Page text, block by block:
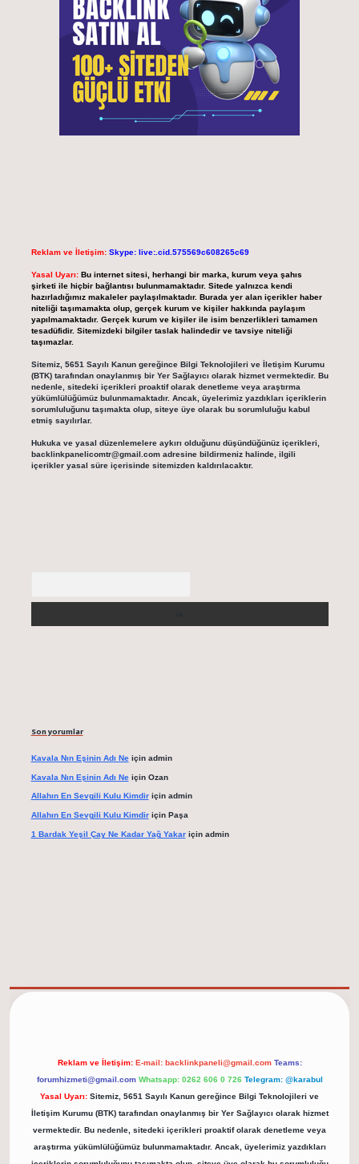
Reklam ve İletişim: Skype: live:.cid.575569c608265c69
Yasal Uyarı: Bu internet sitesi, herhangi bir marka, kurum veya şahıs
şirketi ile hiçbir bağlantısı bulunmamaktadır. Sitede yalnızca kendi
hazırladığımız makaleler paylaşılmaktadır. Burada yer alan içerikler haber
niteliği taşımamakta olup, gerçek kurum ve kişiler hakkında paylaşım
yapılmamaktadır. Gerçek kurum ve kişiler ile isim benzerlikleri tamamen
tesadüfidir. Sitemizdeki bilgiler taslak halindedir ve tavsiye niteliği
taşımazlar.
Sitemiz, 5651 Sayılı Kanun gereğince Bilgi Teknolojileri ve İletişim Kurumu
(BTK) tarafından onaylanmış bir Yer Sağlayıcı olarak hizmet vermektedir. Bu
nedenle, sitedeki içerikleri proaktif olarak denetleme veya araştırma
yükümlülüğümüz bulunmamaktadır. Ancak, üyelerimiz yazdıkları içeriklerin
sorumluluğunu taşımakta olup, siteye üye olarak bu sorumluluğu kabul
etmiş sayılırlar.
Hukuka ve yasal düzenlemelere aykırı olduğunu düşündüğünüz içerikleri,
backlinkpanelicomtr@gmail.comadresine bildirmeniz halinde, ilgili
içerikler yasal süre içerisinde sitemizden kaldırılacaktır.
Son yorumlar
Kavala Nın Eşinin Adı Neiçin admin
Kavala Nın Eşinin Adı Neiçin Ozan
Allahın En Sevgili Kulu Kimdiriçin admin
Allahın En Sevgili Kulu Kimdiriçin Paşa
1 Bardak Yeşil Çay Ne Kadar Yağ Yakariçin admin
Reklam ve İletişim: E-mail: backlinkpaneli@gmail.com Teams:
forumhizmeti@gmail.com Whatsapp: 0262 606 0 726 Telegram: @karabul
Yasal Uyarı: Sitemiz, 5651 Sayılı Kanun gereğince Bilgi Teknolojileri ve
İletişim Kurumu (BTK) tarafından onaylanmış bir Yer Sağlayıcı olarak hizmet
vermektedir. Bu nedenle, sitedeki içerikleri proaktif olarak denetleme veya
araştırma yükümlülüğümüz bulunmamaktadır. Ancak, üyelerimiz yazdıkları